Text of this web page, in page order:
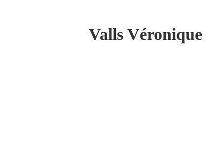
Valls Véronique